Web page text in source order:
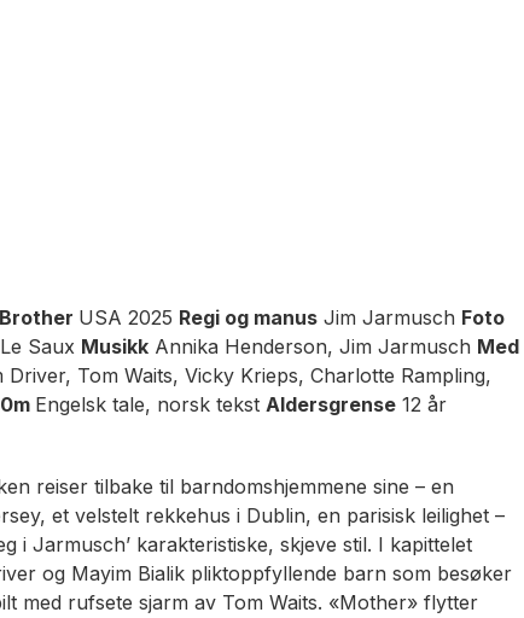
USA 2025 Regi og manusJim Jarmusch Foto
Saux MusikkAnnika Henderson, Jim Jarmusch Med
Driver, Tom Waits, Vicky Krieps, Charlotte Rampling,
Engelsk tale, norsk tekst Aldersgrense 12 år
reiser tilbake til barndomshjemmene sine – en
et velstelt rekkehus i Dublin, en parisisk leilighet –
i Jarmusch’ karakteristiske, skjeve stil. I kapittelet
og Mayim Bialik pliktoppfyllende barn som besøker
med rufsete sjarm av Tom Waits. «Mother» flytter